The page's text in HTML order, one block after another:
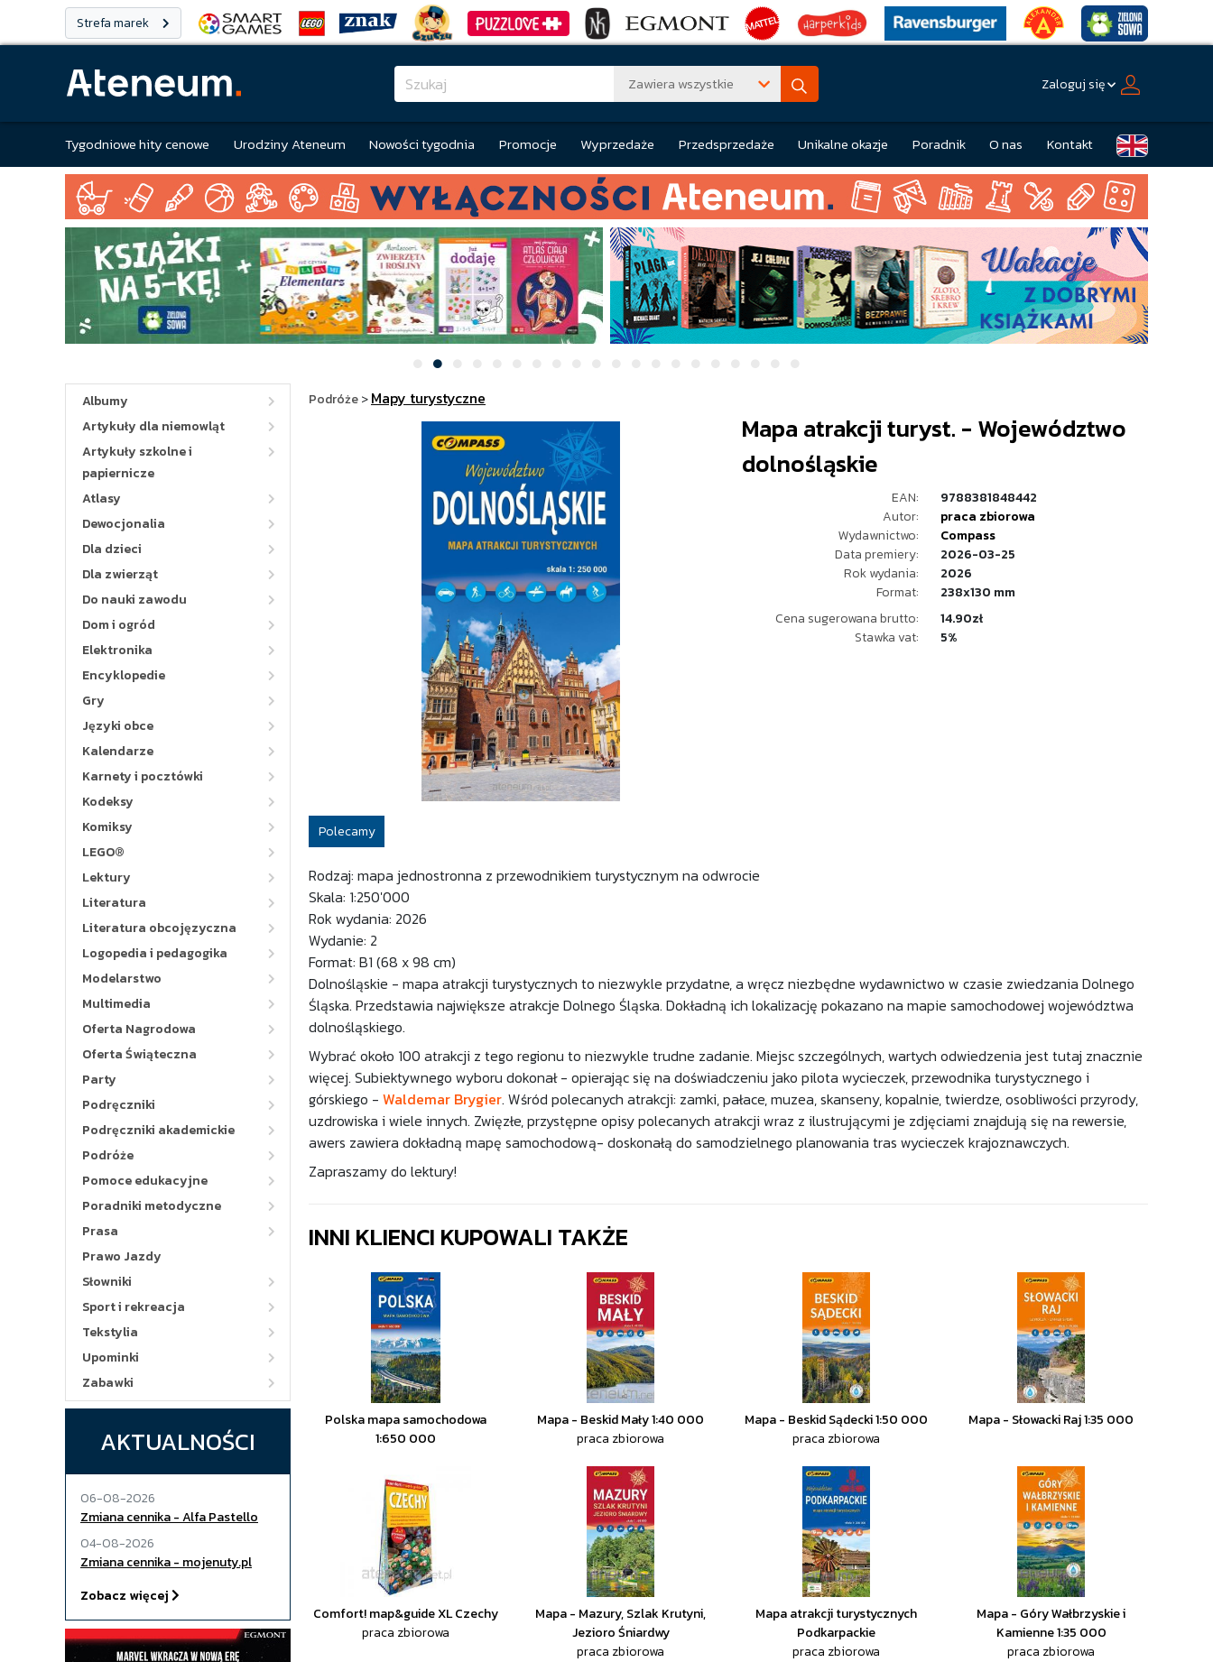
Strefa marek
Zawiera wszystkie Zaloguj się
Tygodniowe hity cenowe Urodziny Ateneum Nowości tygodnia Promocje Wyprzedaże Przedsprzedaże Unikalne okazje Poradnik O nas Kontakt
Albumy
Artykuły dla niemowląt
Artykuły szkolne i
papiernicze
Atlasy
Dewocjonalia
Dla dzieci
Dla zwierząt
Do nauki zawodu
Dom i ogród
Elektronika
Encyklopedie
Gry
Języki obce
Kalendarze
Karnety i pocztówki
Kodeksy
Komiksy
LEGO®
Lektury
Literatura
Literatura obcojęzyczna
Logopedia i pedagogika
Modelarstwo
Multimedia
Oferta Nagrodowa
Oferta Świąteczna
Party
Podręczniki
Podręczniki akademickie
Podróże
Pomoce edukacyjne
Poradniki metodyczne
Prasa
Prawo Jazdy
Słowniki
Sport i rekreacja
Tekstylia
Upominki
Zabawki
AKTUALNOŚCI
06-08-2026
Zmiana cennika - Alfa Pastello
04-08-2026
Zmiana cennika - mojenuty.pl
Zobacz więcej
Podróże>Mapy turystyczne
Mapa atrakcji turyst. - Województwo
dolnośląskie
EAN:
9788381848442
Autor:
praca zbiorowa
Wydawnictwo:
Compass
Data premiery:
2026-03-25
Rok wydania:
2026
Format:
238x130 mm
Cena sugerowana brutto:
14.90zł
Stawka vat:
5%
Polecamy
Rodzaj: mapa jednostronna z przewodnikiem turystycznym na odwrocie
Skala: 1:250'000
Rok wydania: 2026
Wydanie: 2
Format: B1 (68 x 98 cm)
Dolnośląskie - mapa atrakcji turystycznych to niezwykle przydatne, a wręcz niezbędne wydawnictwo w czasie zwiedzania Dolnego
Śląska. Przedstawia największe atrakcje Dolnego Śląska. Dokładną ich lokalizację pokazano na mapie samochodowej województwa
dolnośląskiego.
Wybrać około 100 atrakcji z tego regionu to niezwykle trudne zadanie. Miejsc szczególnych, wartych odwiedzenia jest tutaj znacznie
więcej. Subiektywnego wyboru dokonał - opierając się na doświadczeniu jako pilota wycieczek, przewodnika turystycznego i
górskiego - Waldemar Brygier. Wśród polecanych atrakcji: zamki, pałace, muzea, skanseny, kopalnie, twierdze, osobliwości przyrody,
uzdrowiska i wiele innych. Zwięzłe, przystępne opisy polecanych atrakcji wraz z ilustrującymi je zdjęciami znajdują się na rewersie,
awers zawiera dokładną mapę samochodową- doskonałą do samodzielnego planowania tras wycieczek krajoznawczych.
Zapraszamy do lektury!
INNI KLIENCI KUPOWALI TAKŻE
Polska mapa samochodowa
1:650 000
Mapa - Beskid Mały 1:40 000
praca zbiorowa
Mapa - Beskid Sądecki 1:50 000
praca zbiorowa
Mapa - Słowacki Raj 1:35 000
Comfort! map&guide XL Czechy
praca zbiorowa
Mapa - Mazury, Szlak Krutyni,
Jezioro Śniardwy
praca zbiorowa
Mapa atrakcji turystycznych
Podkarpackie
praca zbiorowa
Mapa - Góry Wałbrzyskie i
Kamienne 1:35 000
praca zbiorowa